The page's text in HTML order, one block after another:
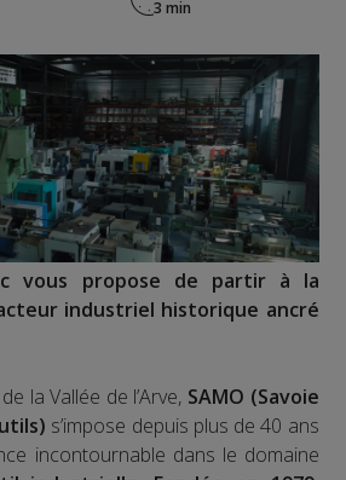
vous propose de partir à la
industriel historique ancré
la Vallée de l’Arve, SAMO (Savoie
s’impose depuis plus de 40 ans
incontournable dans le domaine